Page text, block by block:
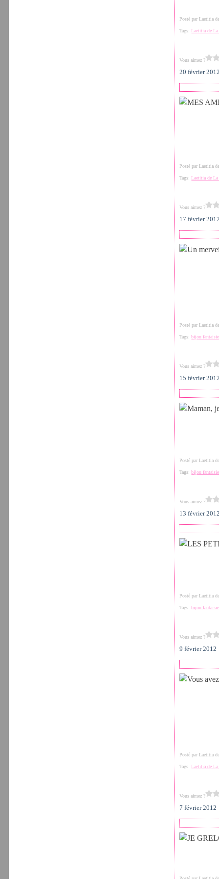
Posté par Laetitia
Tags:Laetitia de
Vous aimez ?
20 février 2012
Posté par Laetitia
Tags:Laetitia de
Vous aimez ?
17 février 2012
Posté par Laetitia
Tags:bijou fantaisie
Vous aimez ?
15 février 2012
Posté par Laetitia
Tags:bijou fantaisie
Vous aimez ?
13 février 2012
Posté par Laetitia
Tags:bijou fantaisie
Vous aimez ?
9 février 2012
Posté par Laetitia
Tags:Laetitia de
Vous aimez ?
7 février 2012